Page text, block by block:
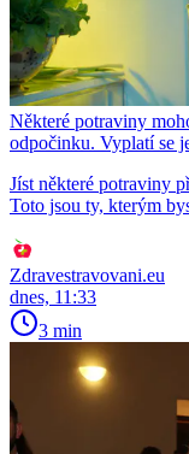
Některé potraviny
odpočinku. Vyplatí se
Jíst některé potraviny
Toto jsou ty, kterým
Zdravestravovani.eu
dnes, 11:33
3 min